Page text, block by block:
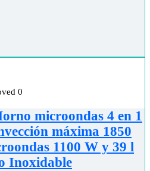
0
microondas 4 en 1
máxima 1850
1100 W y 39 l
Inoxidable